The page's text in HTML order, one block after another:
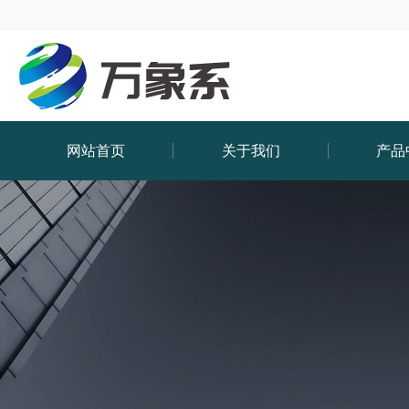
网站首页 关于我们 产品